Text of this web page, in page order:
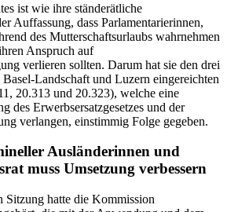
ist wie ihre ständerätliche
Auffassung, dass Parlamentarierinnen,
des Mutterschaftsurlaubs wahrnehmen
Anspruch auf
verlieren sollten. Darum hat sie den drei
Landschaft und Luzern eingereichten
20.313 und 20.323), welche eine
des Erwerbsersatzgesetzes und der
verlangen, einstimmig Folge gegeben.
Ausländerinnen und
muss Umsetzung verbessern
Sitzung hatte die Kommission